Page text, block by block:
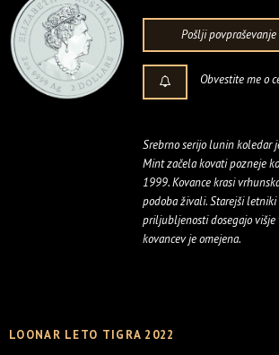
Pošlji povpraševanje
Obvestite me o
Srebrno serijo lunin koledar
Mint začela kovati pozneje
1999. Kovance krasi
podoba živali. Starejši letniki
priljubljenosti dosegajo višje
kovancev je omejena.
LOONAR LETO TIGRA 2022